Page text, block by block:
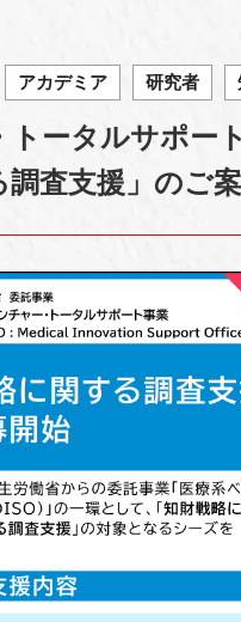
アカデミア 研究者
トータルサポー
査支援」のご